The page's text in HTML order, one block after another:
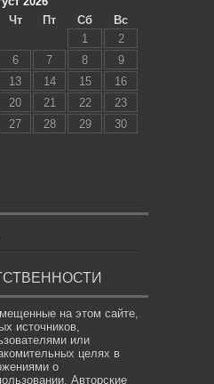
Чт Пт Сб
Вс
1
2
6 7 8
9
13 14 15
16
20 21 22
23
27 28 29
30
на этом сайте,
источников,
или
целях в
о
Авторские